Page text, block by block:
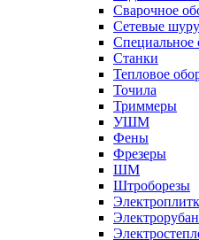
Сварочное
Сетевые
Специальное
Станки
Тепловое
Точила
Триммеры
УШМ
Фены
Фрезеры
ШМ
Штроборезы